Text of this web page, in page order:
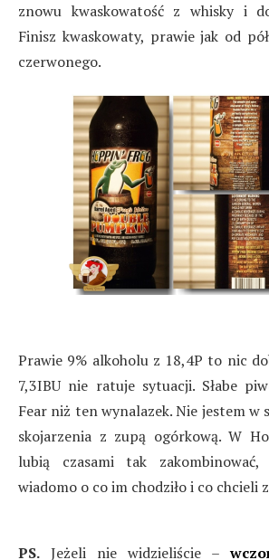
znowu kwaskowatość z whisky i
Finisz kwaskowaty, prawie jak od
czerwonego.
Prawie 9% alkoholu z 18,4P to nic
7,3IBU nie ratuje sytuacji. Słabe
Fear niż ten wynalazek. Nie jestem w
skojarzenia z zupą ogórkową. W
lubią czasami tak zakombinować,
wiadomo o co im chodziło i co chcieli
PS. Jeżeli nie widzieliście –